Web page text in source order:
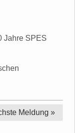
Jahre SPES
Meldung »